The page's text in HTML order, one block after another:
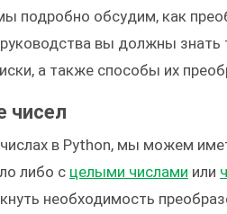
подробно обсудим, как
руководства вы должны знать
а также способы их
чисел
в Python, мы можем
либо с целыми числами или
необходимость